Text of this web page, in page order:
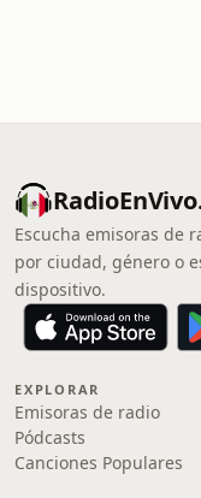
Escucha emisoras de
por ciudad, género o
dispositivo.
EXPLORAR
Emisoras de radio
Pódcasts
Canciones Populares